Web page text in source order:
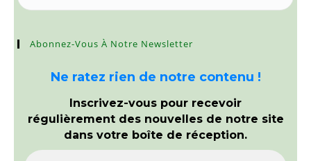
Abonnez-Vous À Notre Newsletter
Ne ratez rien de notre contenu !
Inscrivez-vous pour recevoir
régulièrement des nouvelles de notre site
dans votre boîte de réception.